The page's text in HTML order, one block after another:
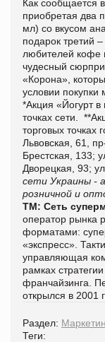
Как сообщается
приобретая два
мл) со вкусом
подарок третий
любителей кофе
чудесный
«Корона»,
условии покупки
*Акция «Йогурт в
точках сети.
торговых точках
Львовская, 61,
Брестская, 133;
Дворецкая, 93;
сети Украины -
розничной и
ТМ: Сеть
оператор рынка
форматами:
«экспресс».
управляющая
рамках
франчайзинга.
открылся в 2001
Раздел:
Теги: